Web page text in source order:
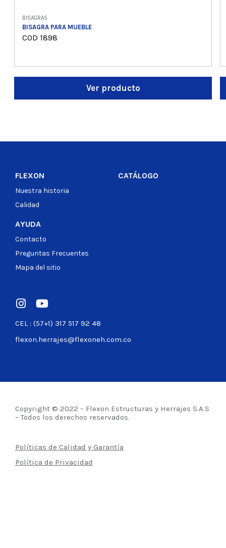
BISAGRAS
BISAGRA PARA MUEBLE
COD 1898
Ver producto
CEL : (57+1) 317 517 92 48
flexon.herrajes@flexoneh.com.co
FLEXON
Nuestra historia
Calidad
CATÁLOGO
AYUDA
Contacto
Preguntas Frecuentes
Mapa del sitio
Copyright © 2022 – Flexon Estructuras y Herrajes S.A.S
– Todos los derechos reservados.
Políticas de Calidad y Garantía
Política de Privacidad